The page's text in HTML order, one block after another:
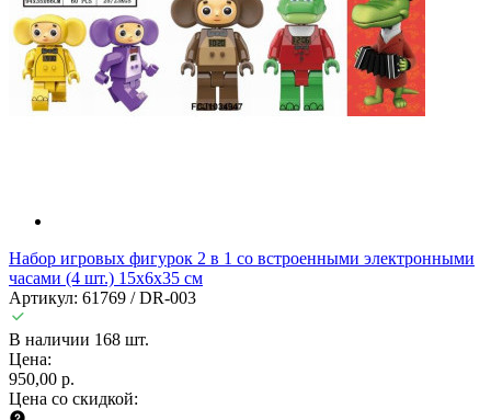
Набор игровых фигурок 2 в 1 со встроенными электронными
часами (4 шт.) 15х6х35 см
Артикул: 61769 / DR-003
В наличии 168 шт.
Цена:
950,00 р.
Цена со скидкой: